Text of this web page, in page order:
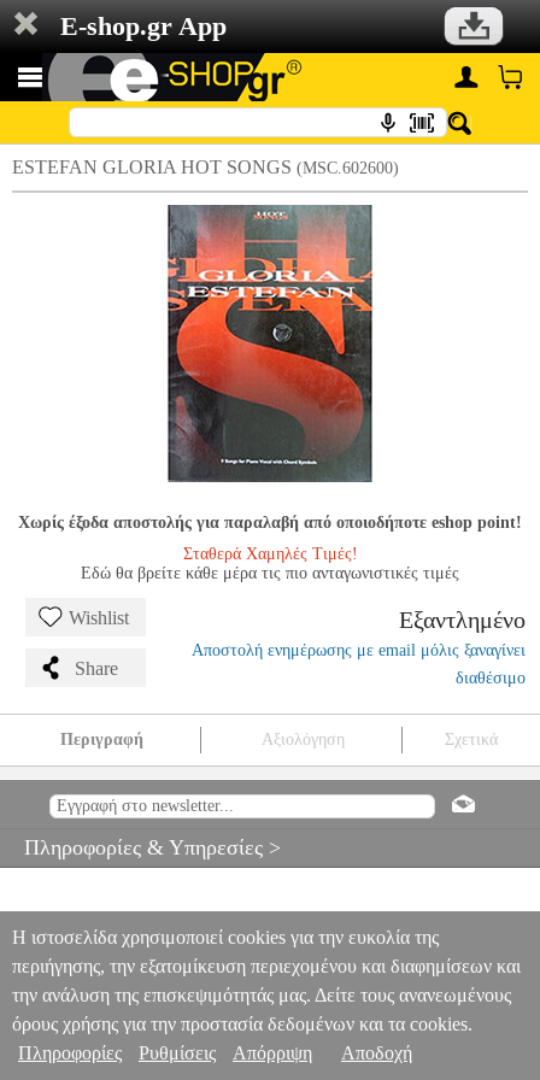
E-shop.gr App
ESTEFAN GLORIA HOT SONGS (MSC.602600)
Χωρίς έξοδα αποστολής για παραλαβή από οποιοδήποτε eshop point!
Σταθερά Χαμηλές Τιμές!
Εδώ θα βρείτε κάθε μέρα τις πιο ανταγωνιστικές τιμές
Wishlist
Share
Εξαντλημένο
Αποστολή ενημέρωσης με email μόλις ξαναγίνει
διαθέσιμο
Περιγραφή Αξιολόγηση Σχετικά
I.M.P. I.M.P. ΜΟΥΣΙΚΑ ΒΙΒΛΙΑ ΞΕΝΗ ΜΟΥΣΙΚΗ
ESTEFAN
0
Πληροφορίες & Υπηρεσίες >
Η ιστοσελίδα χρησιμοποιεί cookies για την ευκολία της
περιήγησης, την εξατομίκευση περιεχομένου και διαφημίσεων και
την ανάλυση της επισκεψιμότητάς μας. Δείτε τους ανανεωμένους
όρους χρήσης για την προστασία δεδομένων και τα cookies.
Πληροφορίες
Ρυθμίσεις Απόρριψη Αποδοχή